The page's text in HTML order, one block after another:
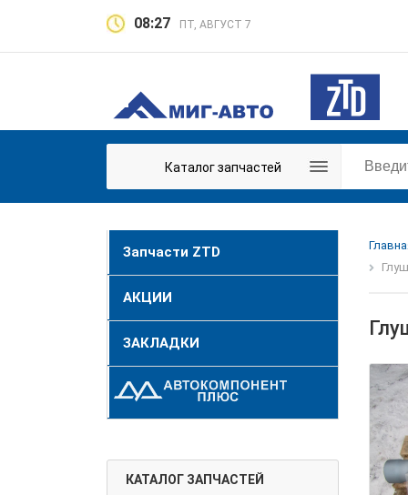
08:27 ПТ, АВГУСТ 7
Каталог запчастей
Запчасти ZTD
АКЦИИ
ЗАКЛАДКИ
КАТАЛОГ ЗАПЧАСТЕЙ